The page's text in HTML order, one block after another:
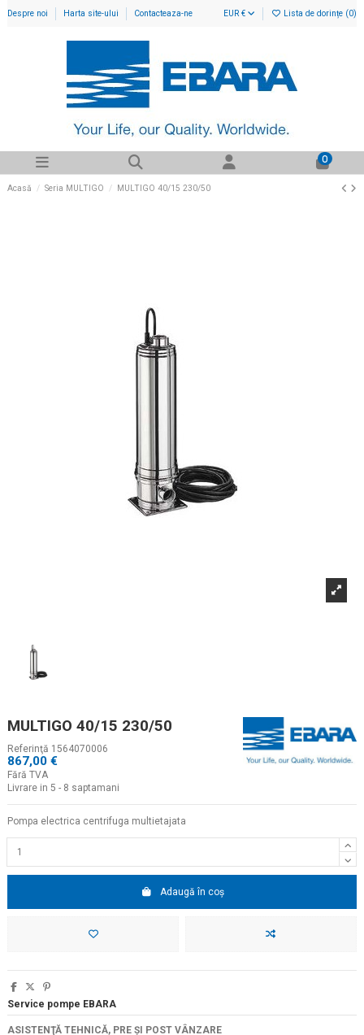
Despre noi Harta site-ului Contacteaza-ne EUR € Lista de dorințe (0)
0
Acasă Seria MULTIGO MULTIGO 40/15 230/50
MULTIGO 40/15 230/50
Referinţă 1564070006
867,00 €
Fără TVA
Livrare in 5 - 8 saptamani
Pompa electrica centrifuga multietajata
Adaugă în coș
Service pompe EBARA
ASISTENŢĂ TEHNICĂ, PRE ŞI POST VÂNZARE